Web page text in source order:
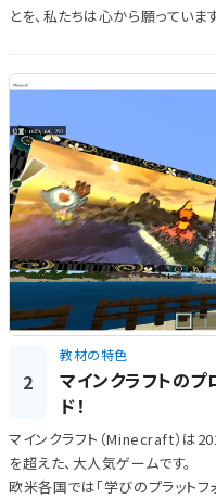
とを、私たちは心から願っています
2
教材の特色
マインクラフトのプ
ド！
マインクラフト（Minecraft）は
を超えた、大人気ゲームです。
欧米各国では「学びのプラット